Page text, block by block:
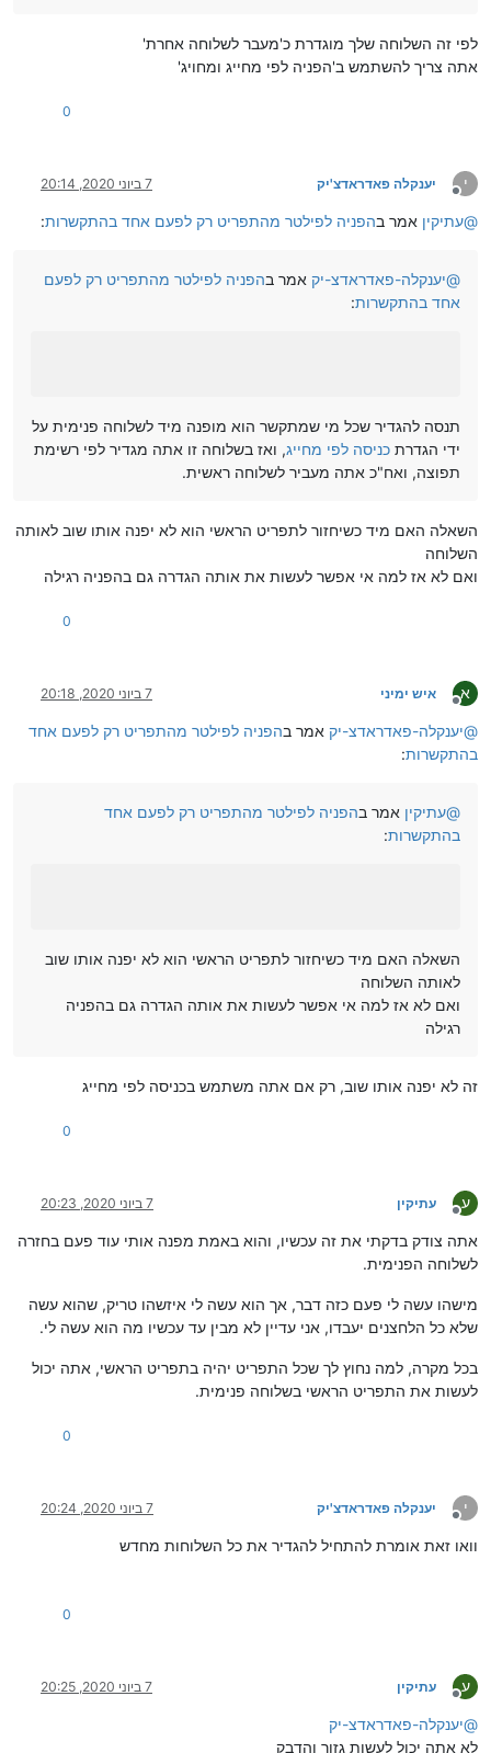
לפי זה השלוחה שלך מוגדרת כ'מעבר לשלוחה אחרת'
אתה צריך להשתמש ב'הפניה לפי מחייג ומחויג'
0
י
מנותק
יענקלה פאדראדצ'יק 7 ביוני 2020, 20:14
@עתיקין אמר בהפניה לפילטר מהתפריט רק לפעם אחד בהתקשרות:
@יענקלה-פאדראדצ-יק אמר בהפניה לפילטר מהתפריט רק לפעם
אחד בהתקשרות:
תנסה להגדיר שכל מי שמתקשר הוא מופנה מיד לשלוחה פנימית על
ידי הגדרת כניסה לפי מחייג, ואז בשלוחה זו אתה מגדיר לפי רשימת
תפוצה, ואח"כ אתה מעביר לשלוחה ראשית.
השאלה האם מיד כשיחזור לתפריט הראשי הוא לא יפנה אותו שוב לאותה
השלוחה
ואם לא אז למה אי אפשר לעשות את אותה הגדרה גם בהפניה רגילה
0
א
מנותק
איש ימיני 7 ביוני 2020, 20:18
@יענקלה-פאדראדצ-יק אמר בהפניה לפילטר מהתפריט רק לפעם אחד
בהתקשרות:
@עתיקין אמר בהפניה לפילטר מהתפריט רק לפעם אחד
בהתקשרות:
השאלה האם מיד כשיחזור לתפריט הראשי הוא לא יפנה אותו שוב
לאותה השלוחה
ואם לא אז למה אי אפשר לעשות את אותה הגדרה גם בהפניה
רגילה
זה לא יפנה אותו שוב, רק אם אתה משתמש בכניסה לפי מחייג
0
ע
מנותק
עתיקין 7 ביוני 2020, 20:23
אתה צודק בדקתי את זה עכשיו, והוא באמת מפנה אותי עוד פעם בחזרה
לשלוחה הפנימית.
מישהו עשה לי פעם כזה דבר, אך הוא עשה לי איזשהו טריק, שהוא עשה
שלא כל הלחצנים יעבדו, אני עדיין לא מבין עד עכשיו מה הוא עשה לי.
בכל מקרה, למה נחוץ לך שכל התפריט יהיה בתפריט הראשי, אתה יכול
לעשות את התפריט הראשי בשלוחה פנימית.
0
י
מנותק
יענקלה פאדראדצ'יק 7 ביוני 2020, 20:24
וואו זאת אומרת להתחיל להגדיר את כל השלוחות מחדש
0
ע
מנותק
עתיקין 7 ביוני 2020, 20:25
@יענקלה-פאדראדצ-יק
לא אתה יכול לעשות גזור והדבק